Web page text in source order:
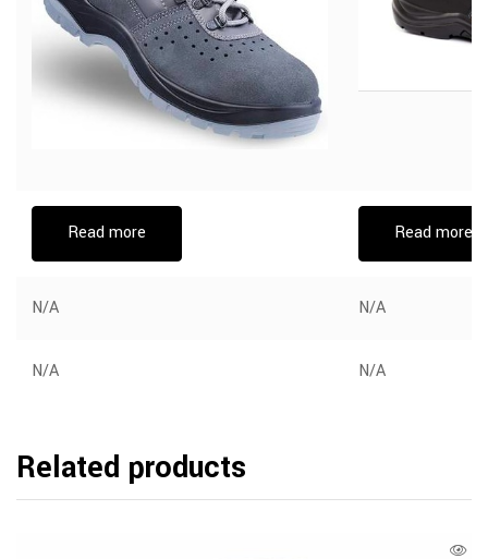
Read more Read more
N/A N/A
N/A N/A
Related products